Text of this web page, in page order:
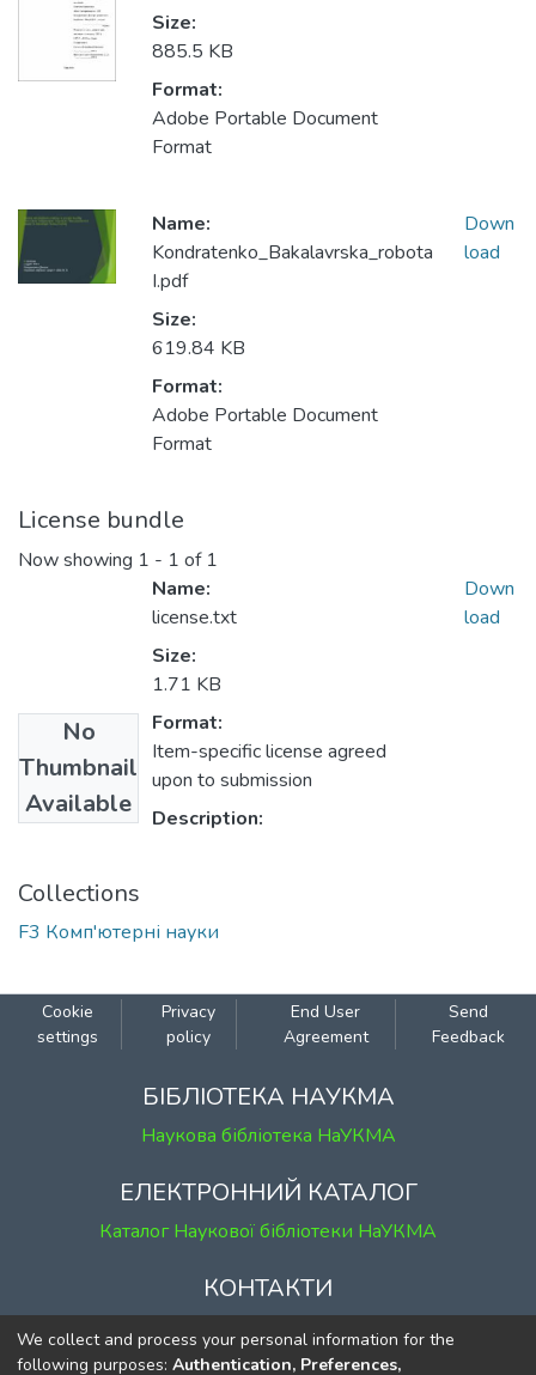
Size:
885.5 KB
Format:
Adobe Portable Document
Format
Name:
Kondratenko_Bakalavrska_robota
І.pdf
Size:
619.84 KB
Format:
Adobe Portable Document
Format
Down
load
License bundle
Now showing 1 - 1 of 1
No
Thumbnail
Available
Name:
license.txt
Size:
1.71 KB
Format:
Item-specific license agreed
upon to submission
Description:
Down
load
Collections
F3 Комп'ютерні науки
Cookie
settings
Privacy
policy
End User
Agreement
Send
Feedback
БІБЛІОТЕКА НАУКМА
Наукова бібліотека НаУКМА
ЕЛЕКТРОННИЙ КАТАЛОГ
Каталог Наукової бібліотеки НаУКМА
КОНТАКТИ
м. Київ, вул. Григорія Сковороди, 2
к. 1, к. 120
We collect and process your personal information for the
following purposes: Authentication, Preferences,